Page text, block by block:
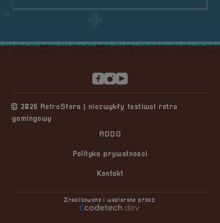
© 2026 RetroSfera | niezwykły festiwal retro
gamingowy
RODO
Polityka prywatności
Kontakt
Zrealizowane i wspierane przez: